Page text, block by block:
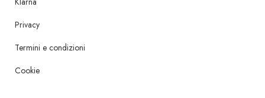
Privacy
Termini e condizioni
Cookie